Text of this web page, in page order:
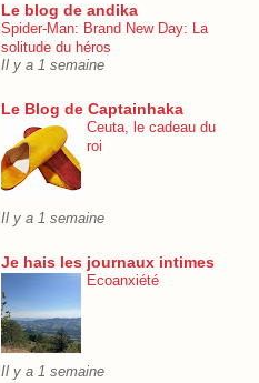
Le blog de andika
Spider-Man: Brand New Day: La
solitude du héros
Il y a 1 semaine
Le Blog de Captainhaka
Ceuta, le cadeau du
roi
Il y a 1 semaine
Je hais les journaux intimes
Ecoanxiété
Il y a 1 semaine